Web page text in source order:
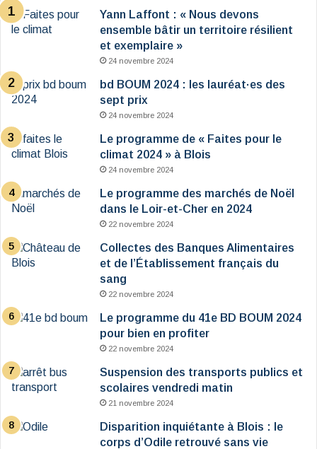
Yann Laffont : « Nous devons
ensemble bâtir un territoire résilient
et exemplaire »
24 novembre 2024
bd BOUM 2024 : les lauréat·es des
sept prix
24 novembre 2024
Le programme de « Faites pour le
climat 2024 » à Blois
24 novembre 2024
Le programme des marchés de Noël
dans le Loir-et-Cher en 2024
22 novembre 2024
Collectes des Banques Alimentaires
et de l’Établissement français du
sang
22 novembre 2024
Le programme du 41e BD BOUM 2024
pour bien en profiter
22 novembre 2024
Suspension des transports publics et
scolaires vendredi matin
21 novembre 2024
Disparition inquiétante à Blois : le
corps d’Odile retrouvé sans vie